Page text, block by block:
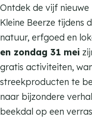
g
b
e
l
e
v
i
n
i
n
g
b
e
l
e
v
Ontdek de vijf
Kleine Beerze tijdens
natuur, erfgoed en
en zondag 31 mei
gratis activiteiten,
streekproducten te
naar bijzondere
beekdal op een